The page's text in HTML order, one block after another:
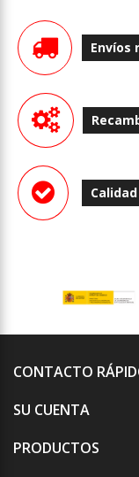
Envíos
CONTACTO
SU CUENTA
PRODUCTOS